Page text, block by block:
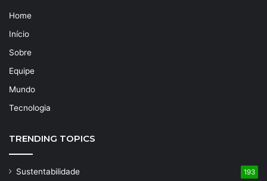
Home
Início
Sobre
Equipe
Mundo
Tecnologia
TRENDING TOPICS
Sustentabilidade 193